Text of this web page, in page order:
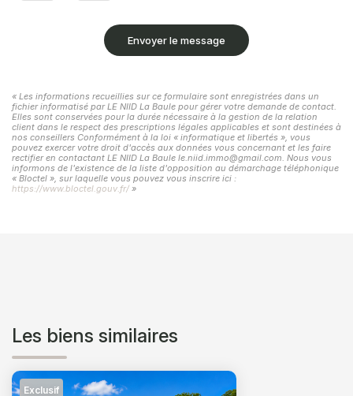
Envoyer le message
« Les informations recueillies sur ce formulaire sont enregistrées dans un
fichier informatisé par LE NIID La Baule pour gérer votre demande de contact.
Elles sont conservées pour la durée nécessaire à la gestion de la relation
client dans le respect des prescriptions légales applicables et sont destinées à
nos conseillers Conformément à la loi « informatique et libertés », vous
pouvez exercer votre droit d'accès aux données vous concernant et les faire
rectifier en contactant LE NIID La Baule le.niid.immo@gmail.com. Nous vous
informons de l'existence de la liste d'opposition au démarchage téléphonique
« Bloctel », sur laquelle vous pouvez vous inscrire ici :
https://www.bloctel.gouv.fr/ »
Les biens similaires
Exclusif